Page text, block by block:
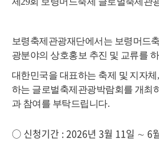
보령축제관광재단에서는 보령머드
광분야의 상호홍보 추진 및 교류를
대한민국을 대표하는 축제 및 지자체
하는 글로벌축제관광박람회를 개최
과 참여를 부탁드립니다.
○ 신청기간 : 2026년 3월 11일 ∼ 6